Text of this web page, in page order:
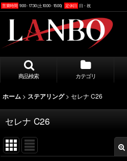
営業時間 9:00 - 17:30 (土10:00 - 15:00) 定休日 日・祝
商品検索 カテゴリ
ホーム > ステアリング > セレナ C26
セレナ C26